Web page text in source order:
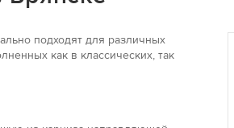
подходят для различных
как в классических, так